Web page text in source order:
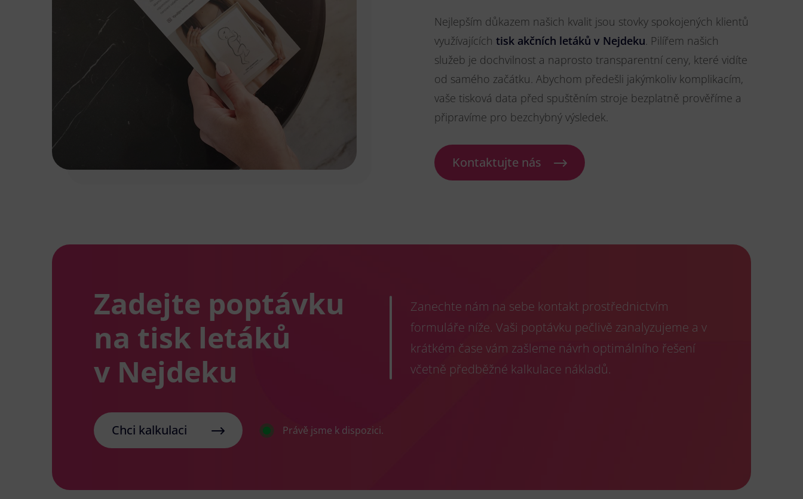
Nejlepším důkazem našich kvalit jsou stovky spokojených klientů
využívajících tisk akčních letáků v Nejdeku. Pilířem našich
služeb je dochvilnost a naprosto transparentní ceny, které vidíte
od samého začátku. Abychom předešli jakýmkoliv komplikacím,
vaše tisková data před spuštěním stroje bezplatně prověříme a
připravíme pro bezchybný výsledek.
Kontaktujte nás
Zadejte poptávku
na tisk letáků
v Nejdeku
Zanechte nám na sebe kontakt prostřednictvím
formuláře níže. Vaši poptávku pečlivě zanalyzujeme a v
krátkém čase vám zašleme návrh optimálního řešení
včetně předběžné kalkulace nákladů.
Chci kalkulaci Právě jsme k dispozici.